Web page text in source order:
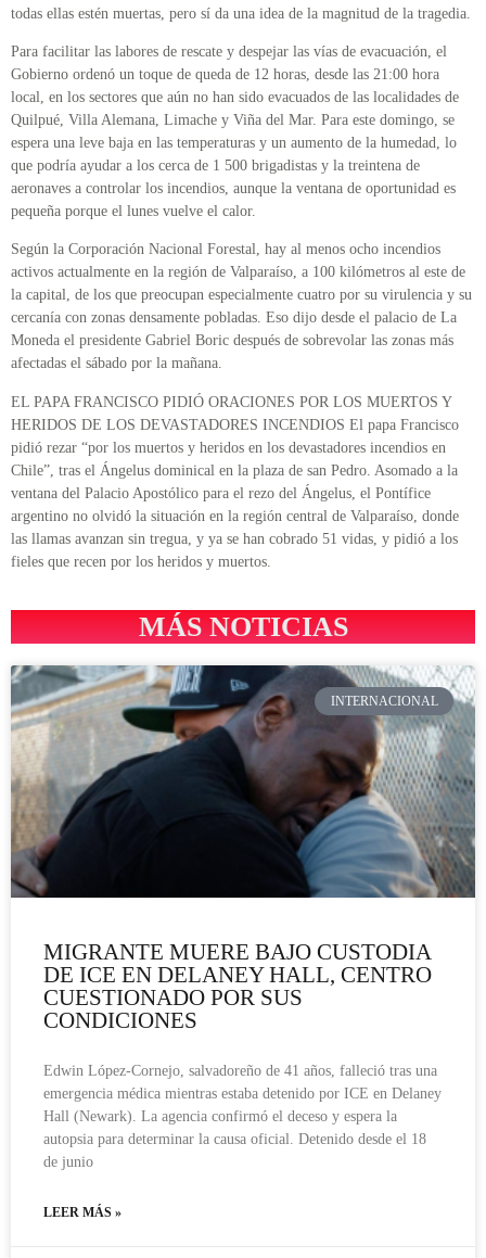
todas ellas estén muertas, pero sí da una idea de la magnitud de la tragedia.
Para facilitar las labores de rescate y despejar las vías de evacuación, el
Gobierno ordenó un toque de queda de 12 horas, desde las 21:00 hora
local, en los sectores que aún no han sido evacuados de las localidades de
Quilpué, Villa Alemana, Limache y Viña del Mar. Para este domingo, se
espera una leve baja en las temperaturas y un aumento de la humedad, lo
que podría ayudar a los cerca de 1 500 brigadistas y la treintena de
aeronaves a controlar los incendios, aunque la ventana de oportunidad es
pequeña porque el lunes vuelve el calor.
Según la Corporación Nacional Forestal, hay al menos ocho incendios
activos actualmente en la región de Valparaíso, a 100 kilómetros al este de
la capital, de los que preocupan especialmente cuatro por su virulencia y su
cercanía con zonas densamente pobladas. Eso dijo desde el palacio de La
Moneda el presidente Gabriel Boric después de sobrevolar las zonas más
afectadas el sábado por la mañana.
EL PAPA FRANCISCO PIDIÓ ORACIONES POR LOS MUERTOS Y
HERIDOS DE LOS DEVASTADORES INCENDIOS El papa Francisco
pidió rezar “por los muertos y heridos en los devastadores incendios en
Chile”, tras el Ángelus dominical en la plaza de san Pedro. Asomado a la
ventana del Palacio Apostólico para el rezo del Ángelus, el Pontífice
argentino no olvidó la situación en la región central de Valparaíso, donde
las llamas avanzan sin tregua, y ya se han cobrado 51 vidas, y pidió a los
fieles que recen por los heridos y muertos.
MÁS NOTICIAS
INTERNACIONAL
MIGRANTE MUERE BAJO CUSTODIA
DE ICE EN DELANEY HALL, CENTRO
CUESTIONADO POR SUS
CONDICIONES
Edwin López-Cornejo, salvadoreño de 41 años, falleció tras una
emergencia médica mientras estaba detenido por ICE en Delaney
Hall (Newark). La agencia confirmó el deceso y espera la
autopsia para determinar la causa oficial. Detenido desde el 18
de junio
LEER MÁS »